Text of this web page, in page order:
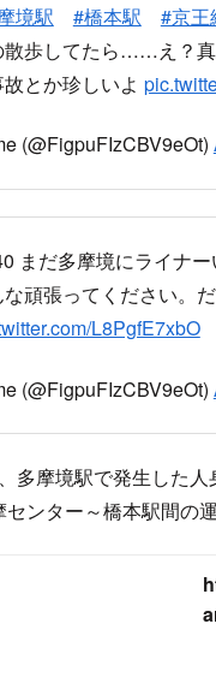
境駅 #橋本駅
#京王
散歩してたら……え？
とか珍しいよ
(@FigpuFIzCBV9eOt)
まだ多摩境にライナー
頑張ってください。
L8PgfE7xbO
(@FigpuFIzCBV9eOt)
多摩境駅で発生した人
ンター～橋本駅間の